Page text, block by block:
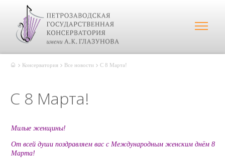
Консерватория Все новости С 8 Марта!
С 8 Марта!
Милые женщины!
От всей души поздравляем вас с Международным женским днём 8
Марта!